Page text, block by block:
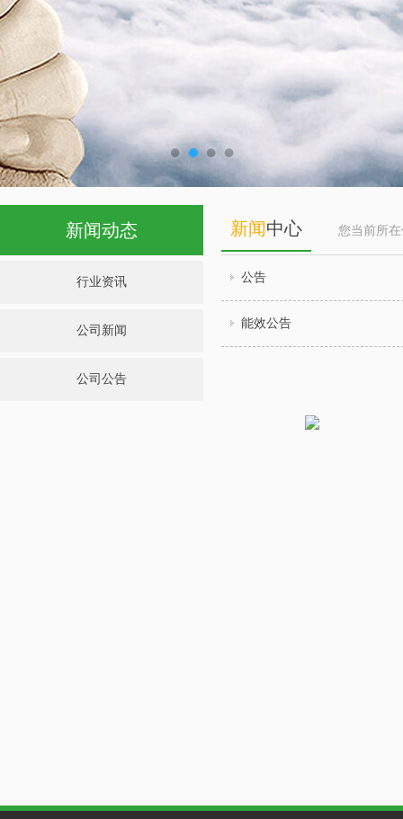
新闻动态
行业资讯
公司新闻
公司公告
新闻中心 您当前所
公告
能效公告